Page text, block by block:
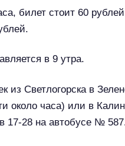
билет стоит 60
в 9 утра.
из Светлогорска в
около часа) или в
17-28 на автобусе №